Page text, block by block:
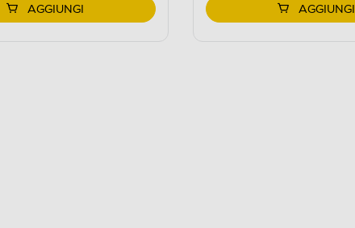
AGGIUNGI AGGIUNGI